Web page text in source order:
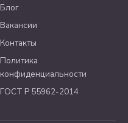
Блог
Вакансии
Контакты
Политика
конфиденциальности
ГОСТ Р 55962-2014